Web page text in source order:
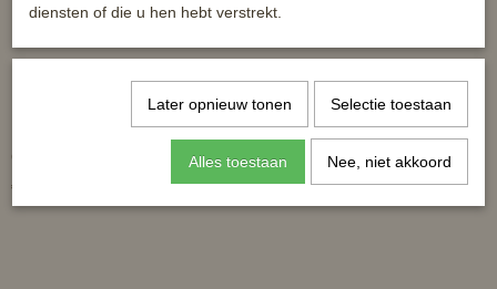
Lamsverlgevoerde
dressuursingel Crescendo
€ 79,80
Horka dressuursingel - leer -
anatomisch met elastiek
€ 74,95 € 99,95
diensten of die u hen hebt verstrekt.
Later opnieuw tonen Selectie toestaan
Alles toestaan Nee, niet akkoord